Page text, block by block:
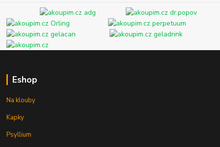
Eshop
Na klouby
Kapky
Psyllium